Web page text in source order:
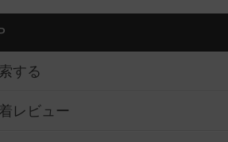
する
レビュー